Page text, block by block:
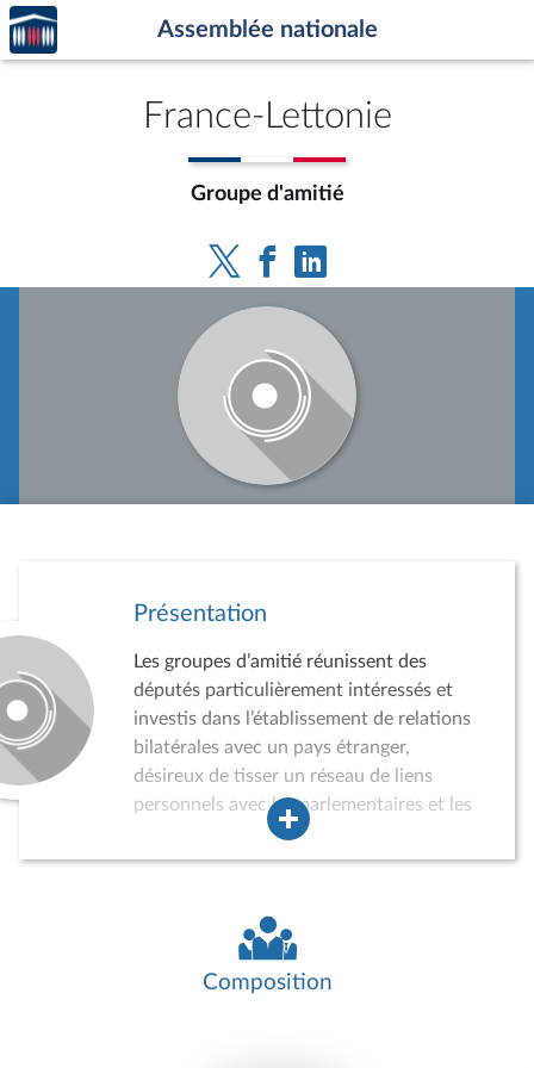
Aller au contenu
Aller en bas de la page
Accèder
à la
page
Assemblée nationale
France-Lettonie
Groupe d'amitié
Présentation
Les groupes d’amitié réunissent des
députés particulièrement intéressés et
investis dans l’établissement de relations
bilatérales avec un pays étranger,
désireux de tisser un réseau de liens
personnels avec les parlementaires et les
acteurs de la vie politique, économique,
sociale et culturelle du pays concerné.
peuvent conduire des auditions,
participer à divers événements, recevoir
des délégations de parlementaires
Composition